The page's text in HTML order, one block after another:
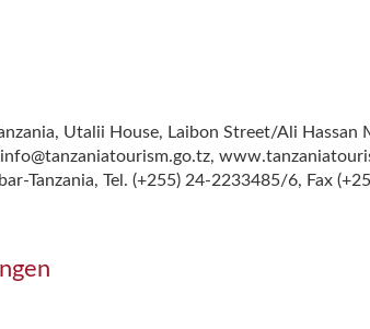
Utalii House, Laibon Street/Ali
Tanzania, Tel. (+255) 24-2233485/6, Fax